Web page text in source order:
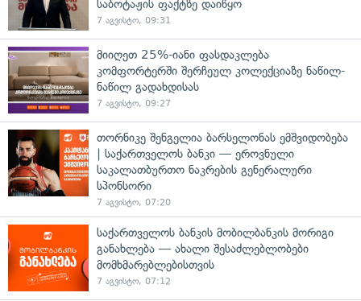
საბოტაჟის ფაქტზე დაიწყო
7 აგვისტო, 09:31
მიიღეთ 25%-იანი ფასდაკლება
კომფორტერში შერჩეულ კოლექციაზე ნაწილ-
ნაწილ გადახდისას
7 აგვისტო, 09:27
თორნიკე შენგელია ბარსელონას ემშვიდობება
| საქართველოს ბანკი — ეროვნული
საკალათბურთო ნაკრების გენერალური
სპონსორი
7 აგვისტო, 07:20
საქართველოს ბანკის მობილბანკის მორიგი
განახლება — ახალი შესაძლებლობები
მომხმარებლებისთვის
7 აგვისტო, 07:12